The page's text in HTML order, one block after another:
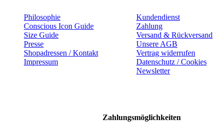
Philosophie
Conscious Icon Guide
Size Guide
Presse
Shopadressen / Kontakt
Impressum
Kundendienst
Zahlung
Versand & Rückversand
Unsere AGB
Vertrag widerrufen
Datenschutz / Cookies
Newsletter
Zahlungsmöglichkeiten